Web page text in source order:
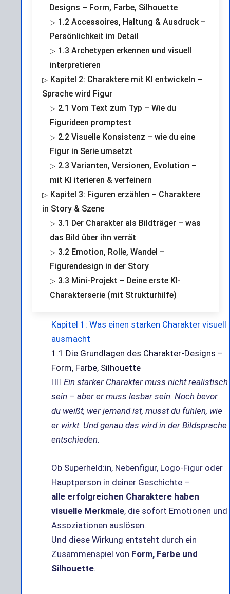
Designs – Form, Farbe, Silhouette
1.2 Accessoires, Haltung & Ausdruck –
Persönlichkeit im Detail
1.3 Archetypen erkennen und visuell
interpretieren
Kapitel 2: Charaktere mit KI entwickeln –
Sprache wird Figur
2.1 Vom Text zum Typ – Wie du
Figurideen promptest
2.2 Visuelle Konsistenz – wie du eine
Figur in Serie umsetzt
2.3 Varianten, Versionen, Evolution –
mit KI iterieren & verfeinern
Kapitel 3: Figuren erzählen – Charaktere
in Story & Szene
3.1 Der Charakter als Bildträger – was
das Bild über ihn verrät
3.2 Emotion, Rolle, Wandel –
Figurendesign in der Story
3.3 Mini-Projekt – Deine erste KI-
Charakterserie (mit Strukturhilfe)
Kapitel 1: Was einen starken Charakter visuell
ausmacht
1.1 Die Grundlagen des Charakter-Designs –
Form, Farbe, Silhouette
🧍‍♀️Ein starker Charakter muss nicht realistisch
sein – aber er muss lesbar sein. Noch bevor
du weißt, wer jemand ist, musst du fühlen, wie
er wirkt. Und genau das wird in der Bildsprache
entschieden.
Ob Superheld:in, Nebenfigur, Logo-Figur oder
Hauptperson in deiner Geschichte –
alle erfolgreichen Charaktere haben
visuelle Merkmale, die sofort Emotionen und
Assoziationen auslösen.
Und diese Wirkung entsteht durch ein
Zusammenspiel von Form, Farbe und
Silhouette.